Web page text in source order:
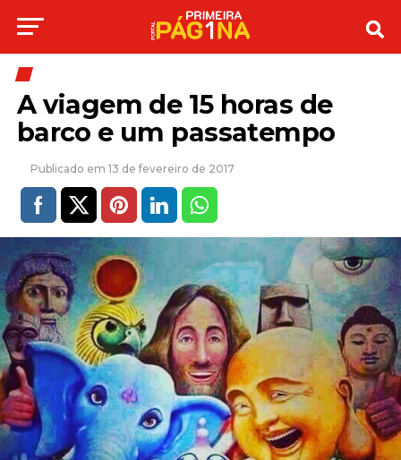
A viagem de 15 horas de
barco e um passatempo
13 de fevereiro de 2017